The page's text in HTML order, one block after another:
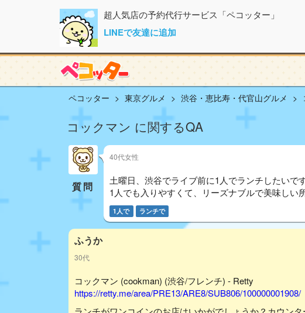
超人気店の予約代行サービス「ペコッター」
LINEで友達に追加
ペコッター 東京グルメ 渋谷・恵比寿・代官山グルメ
コックマン に関するQA
質問
40代女性
土曜日、渋谷でライブ前に1人でランチしたいです
1人でも入りやすくて、リーズナブルで美味しい
1人で ランチで
ふうか
30代
コックマン (cookman) (渋谷/フレンチ) - Retty
https://retty.me/area/PRE13/ARE8/SUB806/100000001908/